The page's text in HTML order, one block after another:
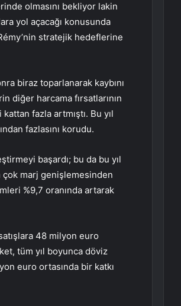
olmasını bekliyor lakin
yol açacağı konusunda
stratejik hedeflerine
biraz toparlanarak kaybını
diğer harcama fırsatlarının
fazla artmıştı. Bu yıl
fazlasını korudu.
başardı; bu da bu yıl
çok marj genişlemesinden
%9,7 oranında artarak
48 milyon euro
tüm yıl boyunca döviz
euro ortasında bir katkı